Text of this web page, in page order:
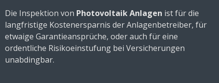
Die Inspektion von Photovoltaik Anlagen ist für die
langfristige Kostenersparnis der Anlagenbetreiber, für
etwaige Garantieansprüche, oder auch für eine
ordentliche Risikoeinstufung bei Versicherungen
unabdingbar.